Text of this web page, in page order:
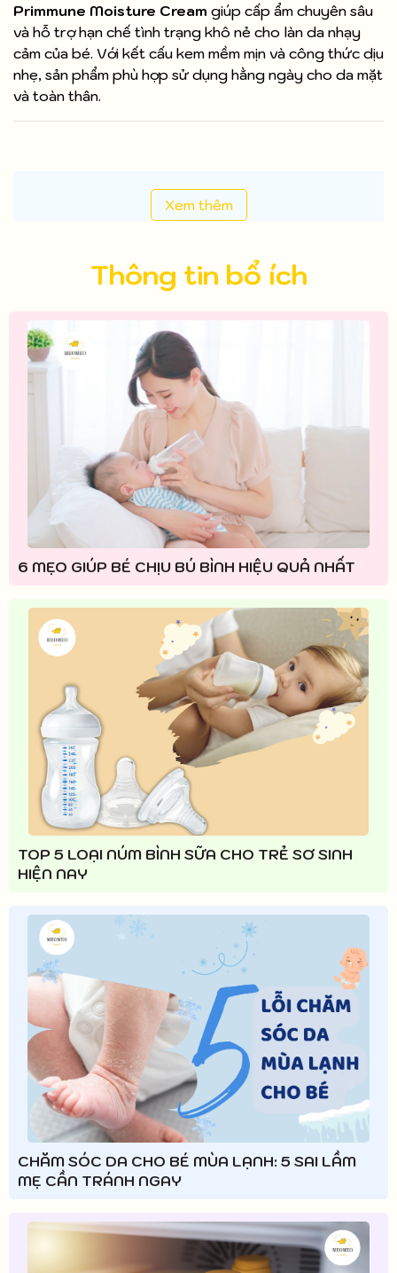
Primmune Moisture Cream giúp cấp ẩm chuyên sâu
và hỗ trợ hạn chế tình trạng khô nẻ cho làn da nhạy
cảm của bé. Với kết cấu kem mềm mịn và công thức dịu
nhẹ, sản phẩm phù hợp sử dụng hằng ngày cho da mặt
và toàn thân.
Xem thêm
Thông tin bổ ích
6 MẸO GIÚP BÉ CHỊU BÚ BÌNH HIỆU QUẢ NHẤT
TOP 5 LOẠI NÚM BÌNH SỮA CHO TRẺ SƠ SINH
HIỆN NAY
CHĂM SÓC DA CHO BÉ MÙA LẠNH: 5 SAI LẦM
MẸ CẦN TRÁNH NGAY